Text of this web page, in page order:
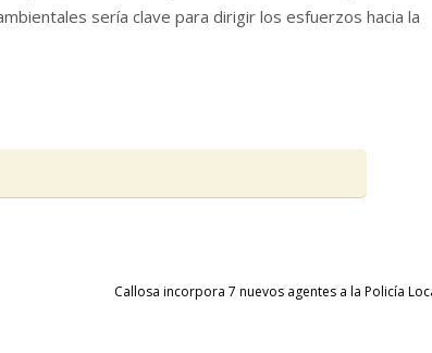
sería clave para dirigir los esfuerzos hacia la
Callosa incorpora 7 nuevos agentes a la Policía